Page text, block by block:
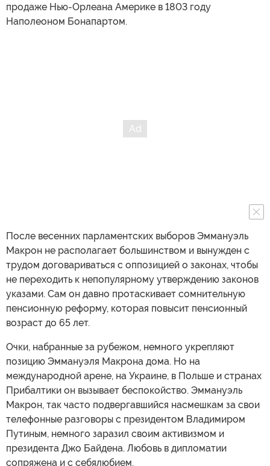
продаже Нью-Орлеана Америке в 1803 году
Наполеоном Бонапартом.
После весенних парламентских выборов Эммануэль
Макрон не располагает большинством и вынужден с
трудом договариваться с оппозицией о законах, чтобы
не переходить к непопулярному утверждению законов
указами. Сам он давно протаскивает сомнительную
пенсионную реформу, которая повысит пенсионный
возраст до 65 лет.
Очки, набранные за рубежом, немного укрепляют
позицию Эммануэля Макрона дома. Но на
международной арене, на Украине, в Польше и странах
Прибалтики он вызывает беспокойство. Эммануэль
Макрон, так часто подвергавшийся насмешкам за свои
телефонные разговоры с президентом Владимиром
Путиным, немного заразил своим активизмом и
президента Джо Байдена. Любовь в дипломатии
сопряжена и с себялюбием.